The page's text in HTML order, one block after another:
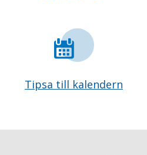
Tipsa till kalendern